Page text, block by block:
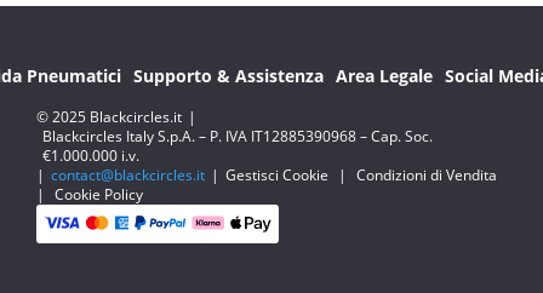
Pneumatici Supporto & Assistenza Area Legale Social
© 2025 Blackcircles.it |
Blackcircles Italy S.p.A. – P. IVA IT12885390968 – Cap. Soc.
€1.000.000 i.v.
| contact@blackcircles.it | Gestisci Cookie |
Condizioni di Vendita
|
Cookie Policy